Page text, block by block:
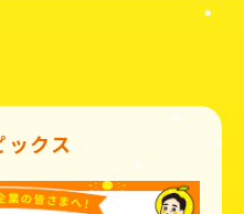
ックス